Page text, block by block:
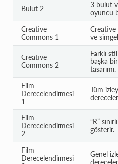
Bulut 2
3 bulut
oyuncu
Creative
Commons 1
Creative
ve
Creative
Commons 2
Farklı
başka
tasarımı.
Film
Derecelendirmesi
1
Tüm
Film
Derecelendirmesi
2
“R”
gösterir.
Film
Derecelendirmesi
Genel